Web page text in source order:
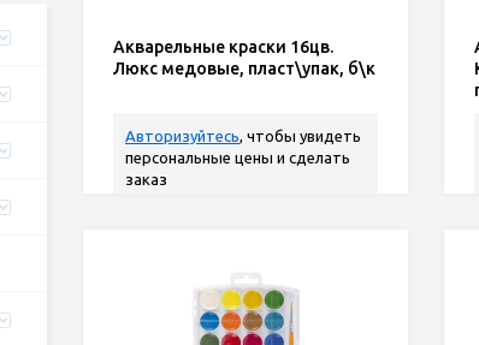
Акварельные краски 16цв.
Люкс медовые, пласт\упак, б\к
Авторизуйтесь, чтобы увидеть
персональные цены и сделать
заказ